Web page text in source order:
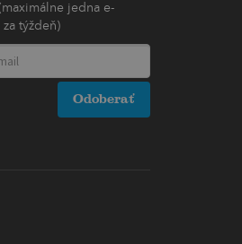
jedna e-
týždeň)
Odoberať